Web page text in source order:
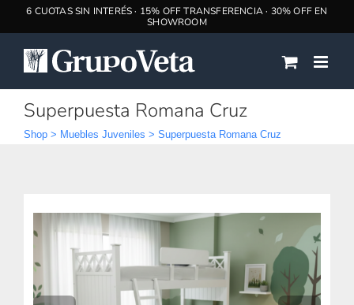
Superpuesta Romana Cruz
Shop > Muebles Juveniles > Superpuesta Romana Cruz